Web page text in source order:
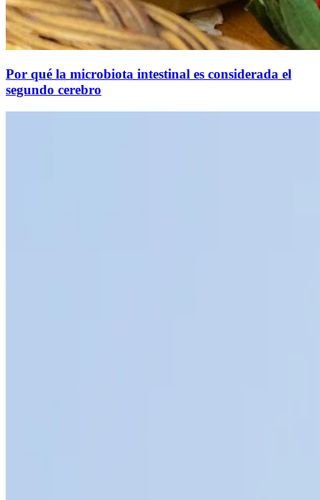
Por qué la microbiota intestinal es considerada el
segundo cerebro